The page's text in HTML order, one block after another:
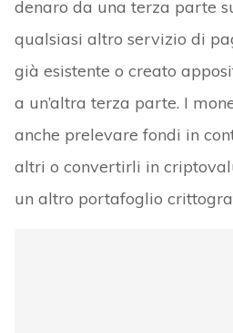
denaro da una terza parte
qualsiasi altro servizio di
già esistente o creato
a un’altra terza parte. I
anche prelevare fondi in
altri o convertirli in
un altro portafoglio